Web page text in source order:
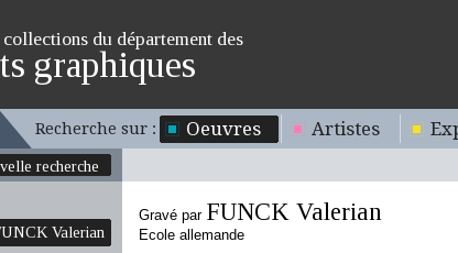
du département des
graphiques
Recherche sur : Oeuvres Artistes
recherche
Valerian
Gravé par FUNCK Valerian
Ecole allemande